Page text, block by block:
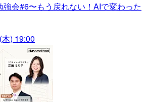
強会#6〜もう戻れない！AIで変わった
) 19:00